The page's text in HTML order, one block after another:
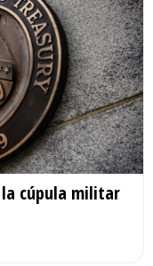
la cúpula militar